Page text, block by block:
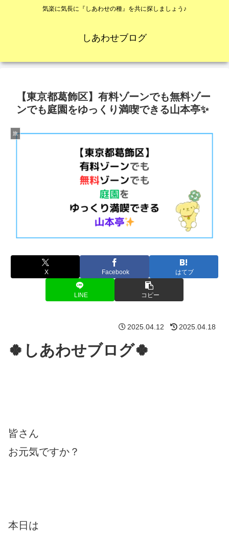
気楽に気長に『しあわせの種』を共に探しましょう♪
しあわせブログ
【東京都葛飾区】有料ゾーンでも無料ゾー
ンでも庭園をゆっくり満喫できる山本亭✨
旅
X Facebook はてブ
LINE コピー
2025.04.12 2025.04.18
🍀しあわせブログ🍀
皆さん
お元気ですか？
本日は